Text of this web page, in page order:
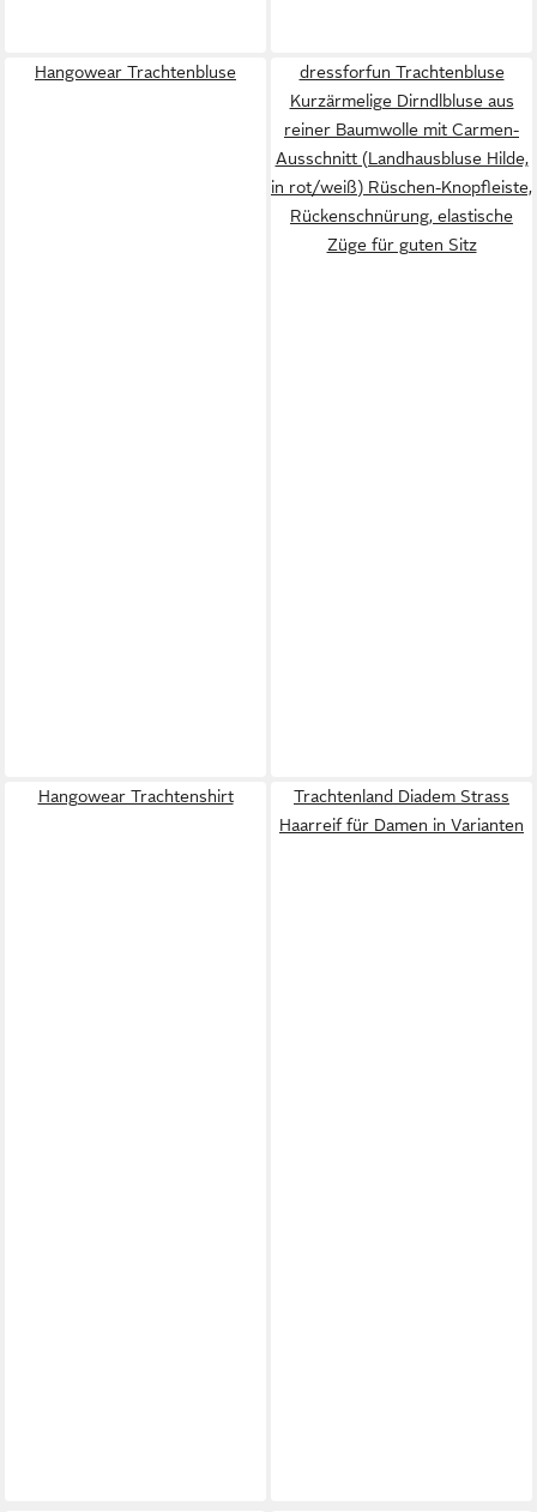
Hangowear Trachtenbluse
dressforfun Trachtenbluse
Kurzärmelige Dirndlbluse aus
reiner Baumwolle mit Carmen-
Ausschnitt (Landhausbluse Hilde,
in rot/weiß) Rüschen-Knopfleiste,
Rückenschnürung, elastische
Züge für guten Sitz
Hangowear Trachtenshirt
Trachtenland Diadem Strass
Haarreif für Damen in Varianten